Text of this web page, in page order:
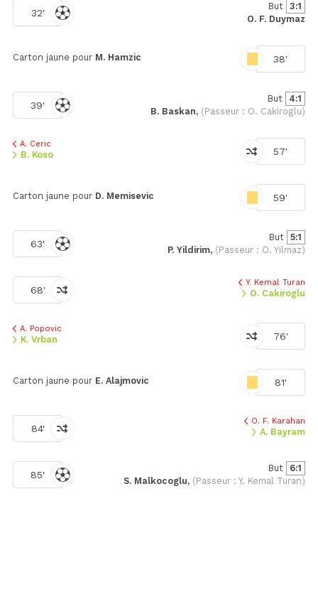
32'
But 3:1
O. F. Duymaz
38'
Carton jaune pour M. Hamzic
39'
But
4:1
B. Baskan, (Passeur : O. Cakiroglu)
57'
A. Ceric
B. Koso
59'
Carton jaune pour D. Memisevic
63'
But 5:1
P. Yildirim, (Passeur : O. Yilmaz)
68'
Y. Kemal Turan
O. Cakiroglu
76'
A. Popovic
K. Vrban
81'
Carton jaune pour E. Alajmovic
84'
O. F. Karahan
A. Bayram
85'
But
6:1
S. Malkocoglu, (Passeur : Y. Kemal Turan)